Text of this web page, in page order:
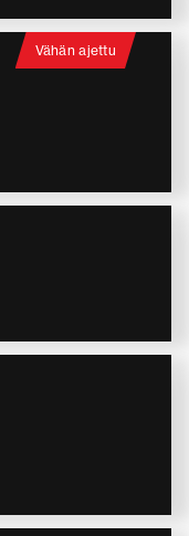
Vähän ajettu